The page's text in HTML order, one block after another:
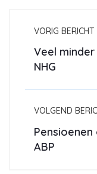
VORIG BERICHT
Veel
NHG
VOLGEND
ABP